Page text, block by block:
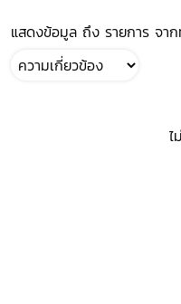
แสดงข้อมูล ถึง รายการ จา